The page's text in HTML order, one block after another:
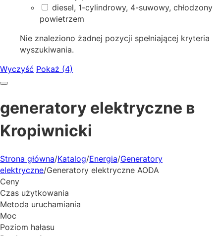
diesel, 1-cylindrowy, 4-suwowy, chłodzony
powietrzem
Nie znaleziono żadnej pozycji spełniającej kryteria
wyszukiwania.
Wyczyść Pokaż (4)
generatory elektryczne в
Kropiwnicki
Strona główna/Katalog/Energia/Generatory
elektryczne/Generatory elektryczne AODA
Ceny
Czas użytkowania
Metoda uruchamiania
Moc
Poziom hałasu